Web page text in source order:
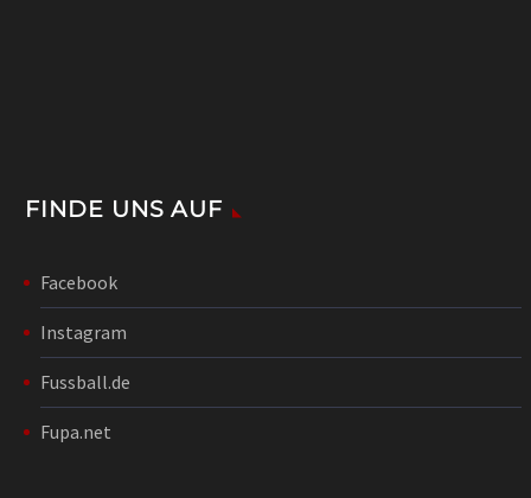
FINDE UNS AUF
Facebook
Instagram
Fussball.de
Fupa.net